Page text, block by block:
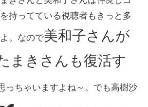
持ってている視聴者もきっと多
。なので美和子さんが
まきさんも復活す
っちゃいますよね～。でも高樹沙